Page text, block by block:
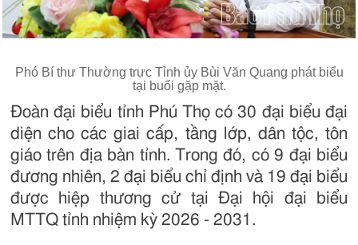
Phó Bí thư Thường trực Tỉnh ủy Bùi Văn Quang phát biểu
tại buổi gặp mặt.
Đoàn đại biểu tỉnh Phú Thọ có 30 đại biểu đại
diện cho các giai cấp, tầng lớp, dân tộc, tôn
giáo trên địa bàn tỉnh. Trong đó, có 9 đại biểu
đương nhiên, 2 đại biểu chỉ định và 19 đại biểu
được hiệp thương cử tại Đại hội đại biểu
MTTQ tỉnh nhiệm kỳ 2026 - 2031.